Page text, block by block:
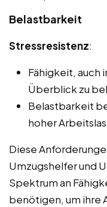
Belastbarkeit
Stressresistenz:
Fähigkeit, auch
Überblick zu
Belastbarkeit
hoher
Diese
Umzugshelfer und
Spektrum an
benötigen, um ihre